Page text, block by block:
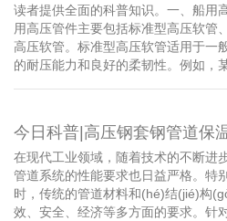
读者提供全面的科普知识。一、船用
用高压管件主要包括标准型高压软管
高压软管。标准型高压软管适用于一
的耐压能力和良好的柔韧性。例如，
今日科普|高压钢套钢管道保
在现代工业领域，随着技术的不断进
管道系统的性能要求也日益严格。特
时，传统的管道材料和(hé)结(jié)构
效、安全、经济等多方面的要求。针